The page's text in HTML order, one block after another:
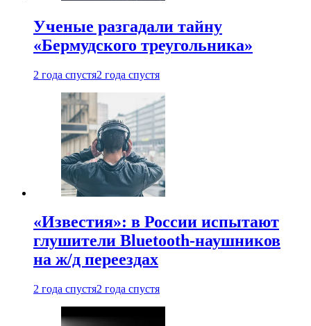
Ученые разгадали тайну
«Бермудского треугольника»
2 года спустя2 года спустя
«Известия»: в России испытают
глушители Bluetooth-наушников
на ж/д переездах
2 года спустя2 года спустя